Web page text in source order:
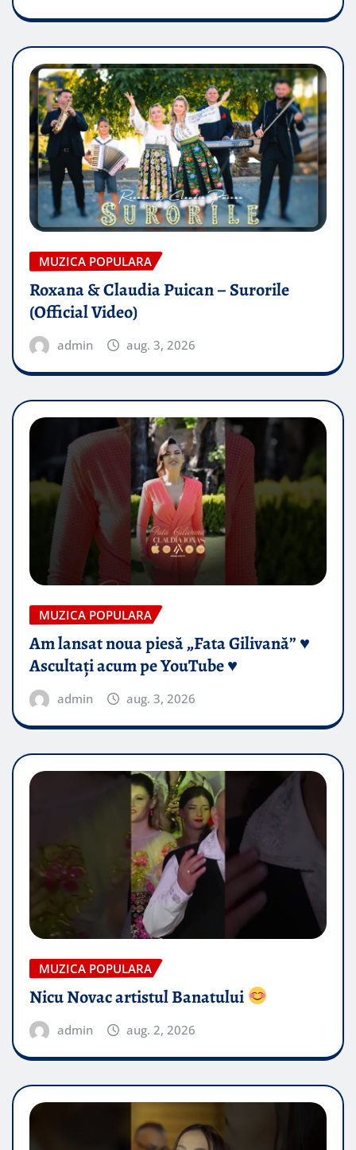
MUZICA POPULARA
Roxana & Claudia Puican – Surorile
(Official Video)
admin aug. 3, 2026
MUZICA POPULARA
Am lansat noua piesă „Fata Gilivană” ♥️
Ascultați acum pe YouTube ♥️
admin aug. 3, 2026
MUZICA POPULARA
Nicu Novac artistul Banatului
admin aug. 2, 2026